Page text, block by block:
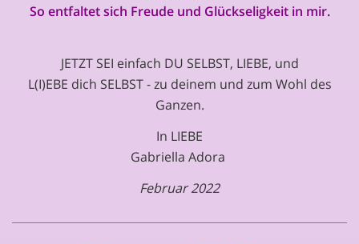
So entfaltet sich Freude und Glückseligkeit in mir.
JETZT SEI einfach DU SELBST, LIEBE, und
L(I)EBE dich SELBST - zu deinem und zum Wohl des
Ganzen.
In LIEBE
Gabriella Adora
Februar 2022